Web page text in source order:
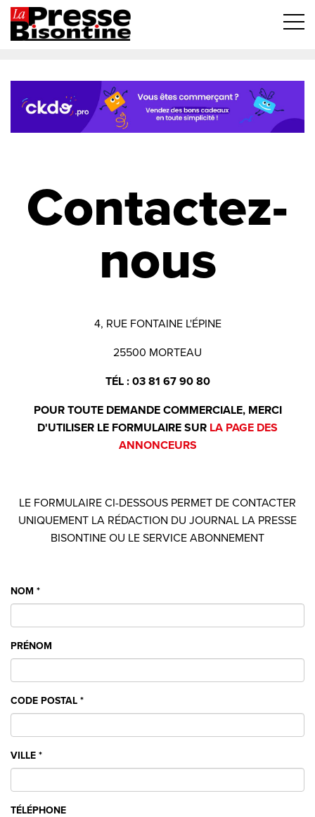
Contactez-
nous
4, RUE FONTAINE L'ÉPINE
25500 MORTEAU
TÉL : 03 81 67 90 80
POUR TOUTE DEMANDE COMMERCIALE, MERCI
D'UTILISER LE FORMULAIRE SUR LA PAGE DES
ANNONCEURS
LE FORMULAIRE CI-DESSOUS PERMET DE CONTACTER
UNIQUEMENT LA RÉDACTION DU JOURNAL LA PRESSE
BISONTINE OU LE SERVICE ABONNEMENT
NOM *
PRÉNOM
CODE POSTAL *
VILLE *
TÉLÉPHONE